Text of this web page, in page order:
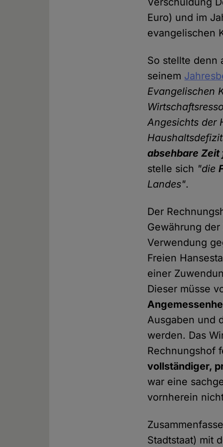
Euro) und im
evangelischen
So stellte denn
seinem
Evangelischen
Angesichts der
absehbare
stelle sich "die
Landes".
Der
Gewährung
Verwendung
Freien
einer
Dieser müsse
Ausgaben und
werden. Das
Rechnungshof
vollständiger,
war eine
vornherein
Stadtstaat) mit